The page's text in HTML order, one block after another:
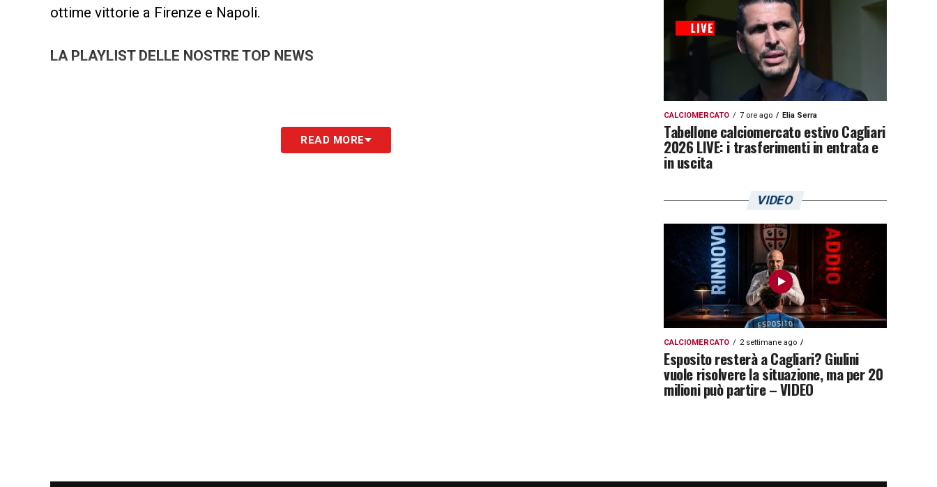
ottime vittorie a Firenze e Napoli.
LA PLAYLIST DELLE NOSTRE TOP NEWS
READ MORE
CALCIOMERCATO 7 ore ago Elia Serra
Tabellone calciomercato estivo Cagliari
2026 LIVE: i trasferimenti in entrata e
in uscita
VIDEO
CALCIOMERCATO 2 settimane ago
Esposito resterà a Cagliari? Giulini
vuole risolvere la situazione, ma per 20
milioni può partire – VIDEO